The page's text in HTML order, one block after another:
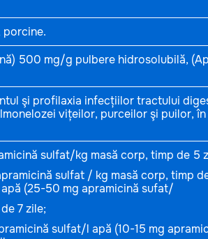
porcine.
500 mg/g pulbere hidrosolubilă,
şi profilaxia infecțiilor tractului
vițeilor, purceilor şi puilor,
sulfat/kg masă corp, timp de 5
sulfat / kg masă corp, timp
(25-50 mg apramicină sufat/
7 zile;
sulfat/l apă (10-15 mg